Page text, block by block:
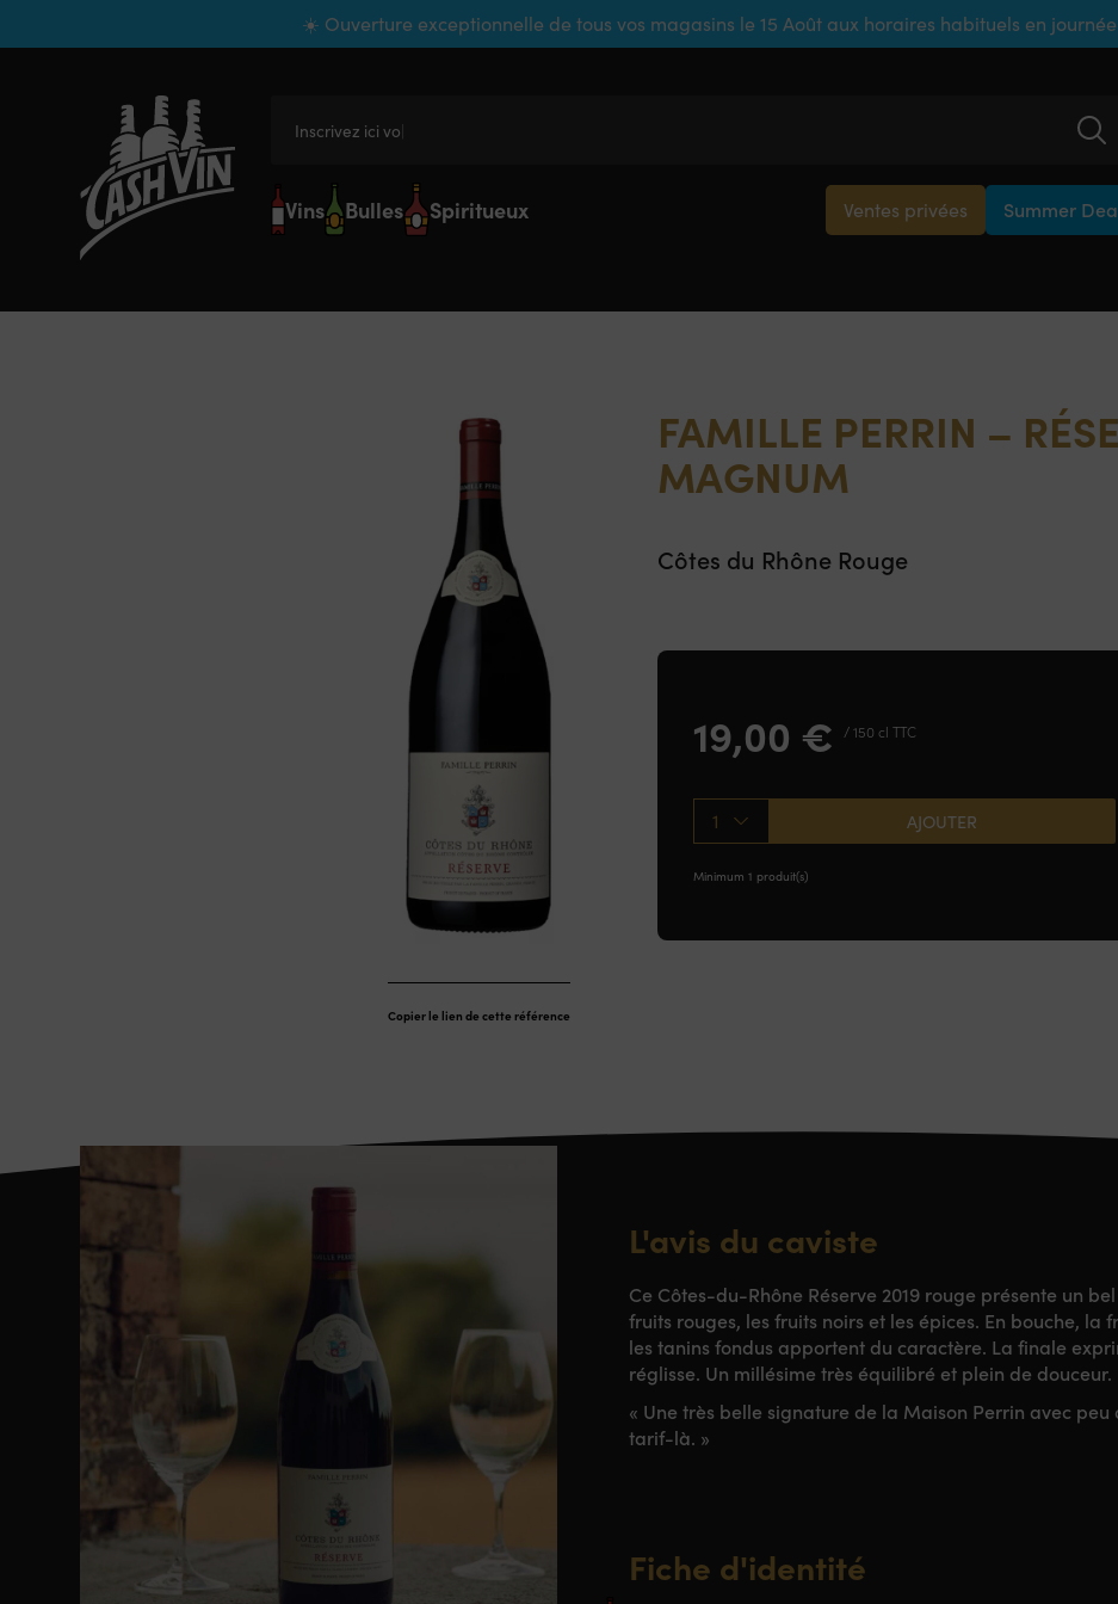
☀️ Ouverture exceptionnelle de tous vos magasins le 15 Août aux horaires habituels en
Inscrivez ici votre r
Vins Bulles Spiritueux Ventes privées Summer
Copier le lien de cette référence
FAMILLE PERRIN –
MAGNUM
Côtes du Rhône Rouge
19,00 € / 150 cl TTC
1 AJOUTER
Minimum 1 produit(s)
L'avis du caviste
Ce Côtes-du-Rhône Réserve 2019 rouge présente un
fruits rouges, les fruits noirs et les épices. En bouche, la
les tanins fondus apportent du caractère. La finale
réglisse. Un millésime très équilibré et plein de douceur.
« Une très belle signature de la Maison Perrin avec peu
tarif-là. »
Fiche d'identité